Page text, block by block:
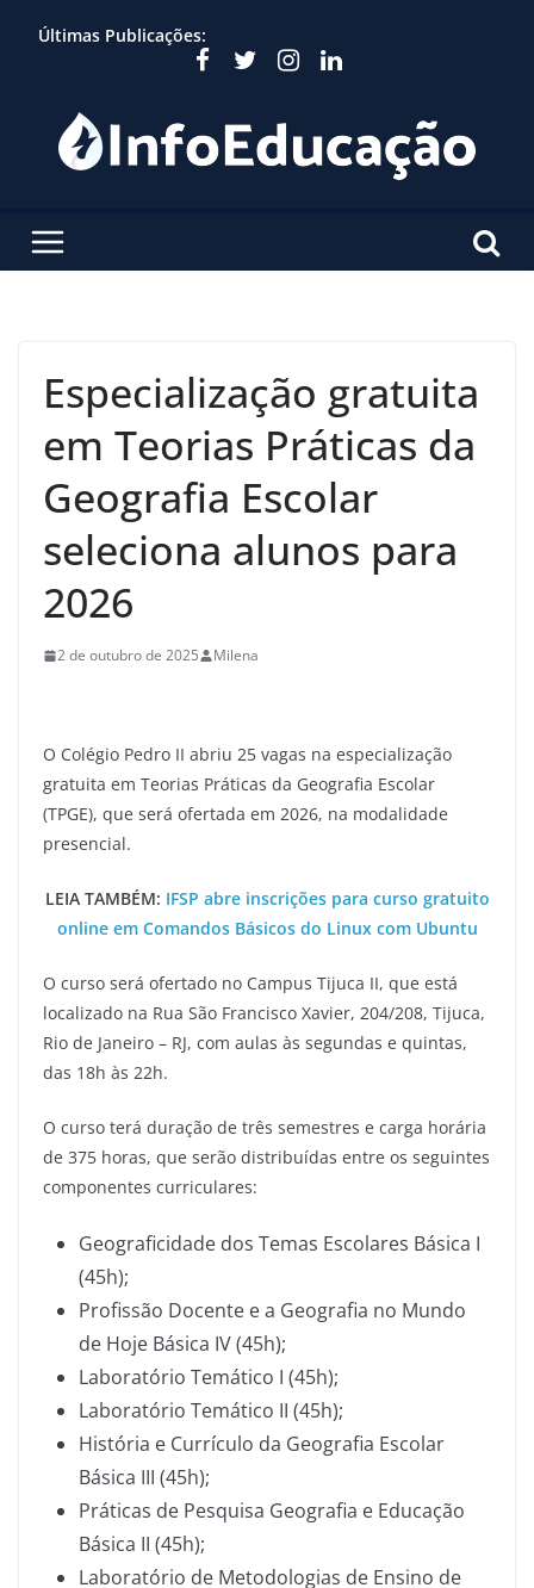
Últimas Publicações:
Especialização gratuita
em Teorias Práticas da
Geografia Escolar
seleciona alunos para
2026
2 de outubro de 2025 Milena
O Colégio Pedro II abriu 25 vagas na especialização
gratuita em Teorias Práticas da Geografia Escolar
(TPGE), que será ofertada em 2026, na modalidade
presencial.
LEIA TAMBÉM: IFSP abre inscrições para curso gratuito
online em Comandos Básicos do Linux com Ubuntu
O curso será ofertado no Campus Tijuca II, que está
localizado na Rua São Francisco Xavier, 204/208, Tijuca,
Rio de Janeiro – RJ, com aulas às segundas e quintas,
das 18h às 22h.
O curso terá duração de três semestres e carga horária
de 375 horas, que serão distribuídas entre os seguintes
componentes curriculares:
Geograficidade dos Temas Escolares Básica I
(45h);
Profissão Docente e a Geografia no Mundo
de Hoje Básica IV (45h);
Laboratório Temático I (45h);
Laboratório Temático II (45h);
História e Currículo da Geografia Escolar
Básica III (45h);
Práticas de Pesquisa Geografia e Educação
Básica II (45h);
Laboratório de Metodologias de Ensino de